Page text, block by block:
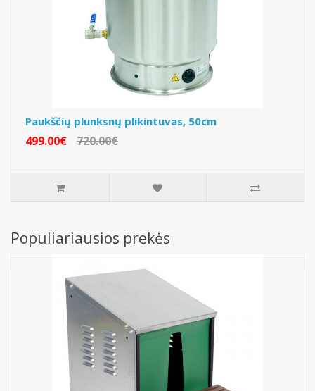
Paukščių plunksnų plikintuvas, 50cm
499.00€ 720.00€
Populiariausios prekės